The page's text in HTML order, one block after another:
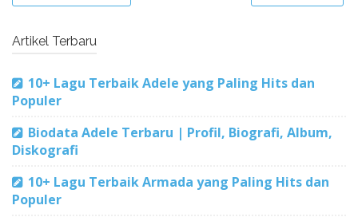
Artikel Terbaru
10+ Lagu Terbaik Adele yang Paling Hits dan
Populer
Biodata Adele Terbaru | Profil, Biografi, Album,
Diskografi
10+ Lagu Terbaik Armada yang Paling Hits dan
Populer